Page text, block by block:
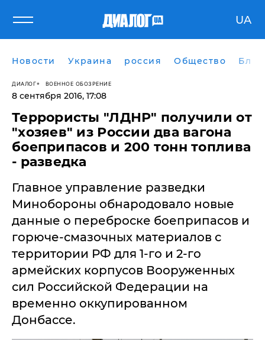
UA
Новости Украина россия Общество
ДИАЛОГ ВОЕННОЕ ОБОЗРЕНИЕ
8 сентября 2016, 17:08
Террористы "ЛДНР" получили от
"хозяев" из России два вагона
боеприпасов и 200 тонн топлива
- разведка
Главное управление разведки
Минобороны обнародовало новые
данные о переброске боеприпасов и
горюче-смазочных материалов с
территории РФ для 1-го и 2-го
армейских корпусов Вооруженных
сил Российской Федерации на
временно оккупированном
Донбассе.